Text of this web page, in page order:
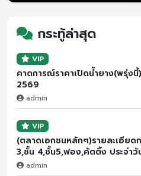
กระทู้ล่าสุด
VIP
คาดการณ์ราคาเปิดน้ำยาง(พรุ่ง
2569
admin
VIP
(ตลาดเอกชนหลักๆ)รายละเอีย
3,ชั้น 4,ชั้น5,ฟอง,คัตติ้ง ประจำ
admin